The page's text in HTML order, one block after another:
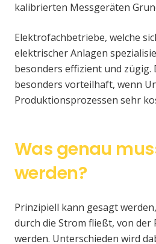
kalibrierten Messgeräten
Elektrofachbetriebe, welche
elektrischer Anlagen
besonders effizient und zügig.
besonders vorteilhaft, wenn
Produktionsprozessen sehr
Was genau
werden?
Prinzipiell kann gesagt
durch die Strom fließt, von
werden. Unterschieden wird